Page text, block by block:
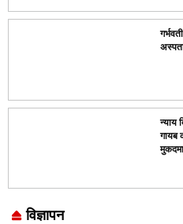
न्याय
गायब
विज्ञापन